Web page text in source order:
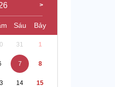
Sáu Bảy
31 1
7 8
14 15